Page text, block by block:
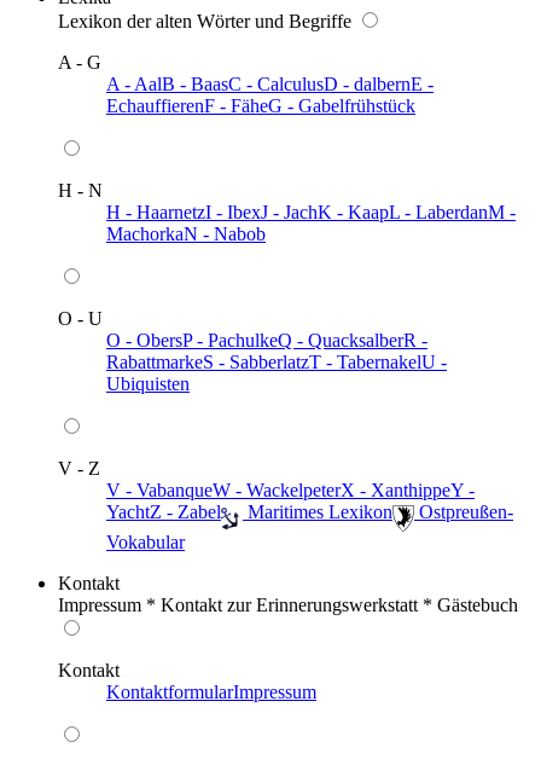
Lexikon der alten Wörter und Begriffe
A - G
A - AalB - BaasC - CalculusD - dalbernE -
EchauffierenF - FäheG - Gabelfrühstück
H - N
H - HaarnetzI - IbexJ - JachK - KaapL - LaberdanM -
MachorkaN - Nabob
O - U
O - ObersP - PachulkeQ - QuacksalberR -
RabattmarkeS - SabberlatzT - TabernakelU -
Ubiquisten
V - Z
V - VabanqueW - WackelpeterX - XanthippeY -
YachtZ - Zabel ️ Maritimes Lexikon
️ Ostpreußen-
Vokabular
Kontakt
Impressum * Kontakt zur Erinnerungswerkstatt * Gästebuch
Kontakt
KontaktformularImpressum